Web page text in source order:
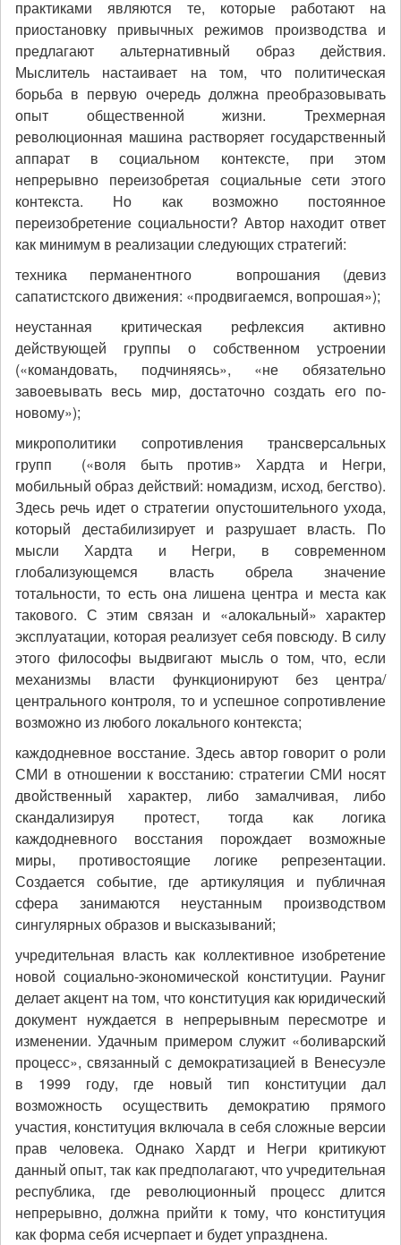
практиками являются те, которые работают на
приостановку привычных режимов производства и
предлагают альтернативный образ действия.
Мыслитель настаивает на том, что политическая
борьба в первую очередь должна преобразовывать
опыт общественной жизни. Трехмерная
революционная машина растворяет государственный
аппарат в социальном контексте, при этом
непрерывно переизобретая социальные сети этого
контекста. Но как возможно постоянное
переизобретение социальности? Автор находит ответ
как минимум в реализации следующих стратегий:
техника перманентного вопрошания (девиз
сапатистского движения: «продвигаемся, вопрошая»);
неустанная критическая рефлексия активно
действующей группы о собственном устроении
(«командовать, подчиняясь», «не обязательно
завоевывать весь мир, достаточно создать его по-
новому»);
микрополитики сопротивления трансверсальных
групп («воля быть против» Хардта и Негри,
мобильный образ действий: номадизм, исход, бегство).
Здесь речь идет о стратегии опустошительного ухода,
который дестабилизирует и разрушает власть. По
мысли Хардта и Негри, в современном
глобализующемся власть обрела значение
тотальности, то есть она лишена центра и места как
такового. С этим связан и «алокальный» характер
эксплуатации, которая реализует себя повсюду. В силу
этого философы выдвигают мысль о том, что, если
механизмы власти функционируют без центра/
центрального контроля, то и успешное сопротивление
возможно из любого локального контекста;
каждодневное восстание. Здесь автор говорит о роли
СМИ в отношении к восстанию: стратегии СМИ носят
двойственный характер, либо замалчивая, либо
скандализируя протест, тогда как логика
каждодневного восстания порождает возможные
миры, противостоящие логике репрезентации.
Создается событие, где артикуляция и публичная
сфера занимаются неустанным производством
сингулярных образов и высказываний;
учредительная власть как коллективное изобретение
новой социально-экономической конституции. Рауниг
делает акцент на том, что конституция как юридический
документ нуждается в непрерывным пересмотре и
изменении. Удачным примером служит «боливарский
процесс», связанный с демократизацией в Венесуэле
в 1999 году, где новый тип конституции дал
возможность осуществить демократию прямого
участия, конституция включала в себя сложные версии
прав человека. Однако Хардт и Негри критикуют
данный опыт, так как предполагают, что учредительная
республика, где революционный процесс длится
непрерывно, должна прийти к тому, что конституция
как форма себя исчерпает и будет упразднена.